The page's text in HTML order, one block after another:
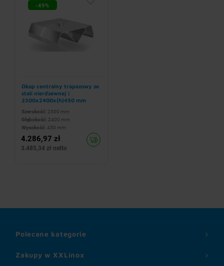
-49%
Okap centralny trapezowy ze
stali nierdzewnej |
2300x2400x(h)450 mm
Szerokość: 2300 mm
Głębokość: 2400 mm
Wysokość: 450 mm
4.286,97 zł
3.485,34 zł netto
Zakupy w XXLinox
Polecane kategorie